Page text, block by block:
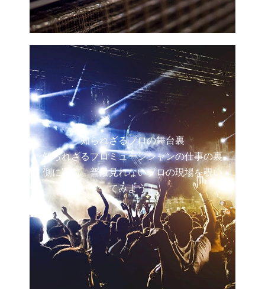
知られざるプロの舞台裏
知られざるプロミュージシャンの仕事の裏
側に密着。普段見れないプロの現場を覗い
てみよう！